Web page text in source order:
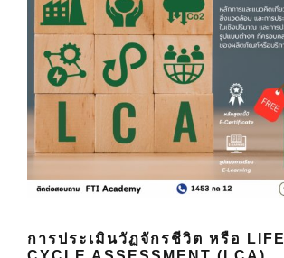
การประเมินวัฏจักรชีวิต หรือ LIFE